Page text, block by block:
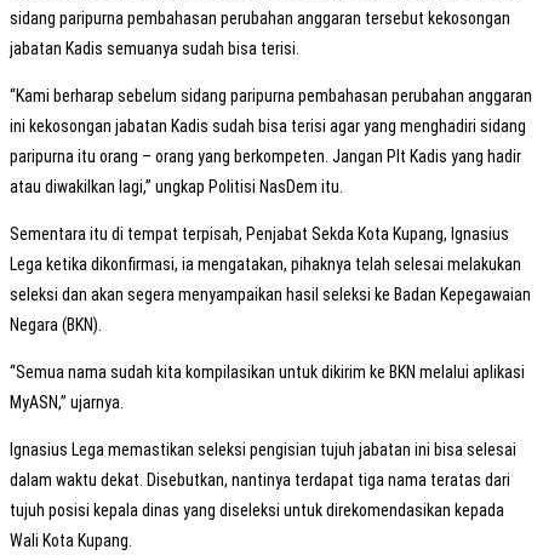
sidang paripurna pembahasan perubahan anggaran tersebut kekosongan
jabatan Kadis semuanya sudah bisa terisi.
“Kami berharap sebelum sidang paripurna pembahasan perubahan anggaran
ini kekosongan jabatan Kadis sudah bisa terisi agar yang menghadiri sidang
paripurna itu orang – orang yang berkompeten. Jangan Plt Kadis yang hadir
atau diwakilkan lagi,” ungkap Politisi NasDem itu.
Sementara itu di tempat terpisah, Penjabat Sekda Kota Kupang, Ignasius
Lega ketika dikonfirmasi, ia mengatakan, pihaknya telah selesai melakukan
seleksi dan akan segera menyampaikan hasil seleksi ke Badan Kepegawaian
Negara (BKN).
“Semua nama sudah kita kompilasikan untuk dikirim ke BKN melalui aplikasi
MyASN,” ujarnya.
Ignasius Lega memastikan seleksi pengisian tujuh jabatan ini bisa selesai
dalam waktu dekat. Disebutkan, nantinya terdapat tiga nama teratas dari
tujuh posisi kepala dinas yang diseleksi untuk direkomendasikan kepada
Wali Kota Kupang.